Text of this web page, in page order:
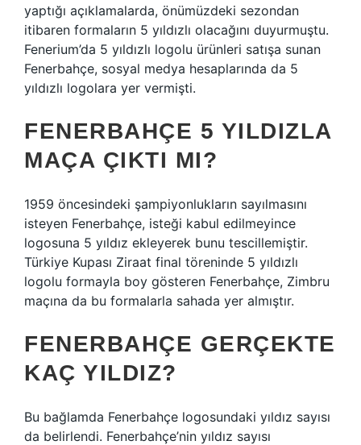
yaptığı açıklamalarda, önümüzdeki sezondan
itibaren formaların 5 yıldızlı olacağını duyurmuştu.
Fenerium’da 5 yıldızlı logolu ürünleri satışa sunan
Fenerbahçe, sosyal medya hesaplarında da 5
yıldızlı logolara yer vermişti.
FENERBAHÇE 5 YILDIZLA
MAÇA ÇIKTI MI?
1959 öncesindeki şampiyonlukların sayılmasını
isteyen Fenerbahçe, isteği kabul edilmeyince
logosuna 5 yıldız ekleyerek bunu tescillemiştir.
Türkiye Kupası Ziraat final töreninde 5 yıldızlı
logolu formayla boy gösteren Fenerbahçe, Zimbru
maçına da bu formalarla sahada yer almıştır.
FENERBAHÇE GERÇEKTE
KAÇ YILDIZ?
Bu bağlamda Fenerbahçe logosundaki yıldız sayısı
da belirlendi. Fenerbahçe’nin yıldız sayısı